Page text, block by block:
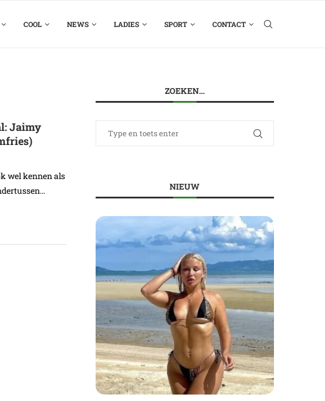
COOL NEWS LADIES SPORT CONTACT
Jaimy
wel kennen als
ZOEKEN…
NIEUW